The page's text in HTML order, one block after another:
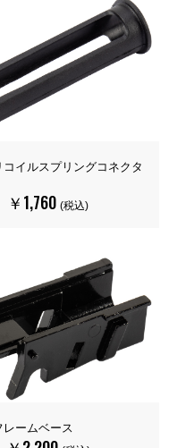
コイルスプリングコネクタ
￥1,760 (税込)
レームベース